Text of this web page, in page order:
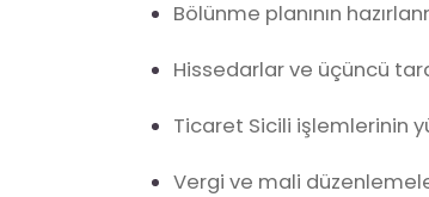
Bölünme planının
Hissedarlar ve üçüncü
Ticaret Sicili işlemlerinin
Vergi ve mali